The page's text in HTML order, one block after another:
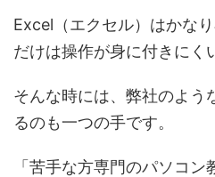
Excel（エクセル）はかな
だけは操作が身に付きにく
そんな時には、弊社のよう
るのも一つの手です。
「苦手な方専門のパソコ